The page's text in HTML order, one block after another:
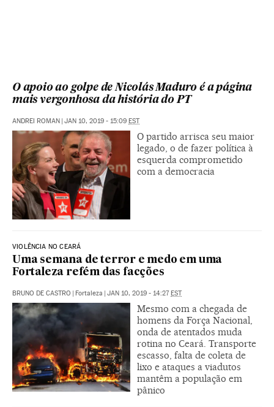
O apoio ao golpe de Nicolás Maduro é a página
mais vergonhosa da história do PT
ANDREI ROMAN JAN 10, 2019 - 15:09 EST
O partido arrisca seu maior
legado, o de fazer política à
esquerda comprometido
com a democracia
VIOLÊNCIA NO CEARÁ
Uma semana de terror e medo em uma
Fortaleza refém das facções
BRUNO DE CASTRO Fortaleza JAN 10, 2019 - 14:27 EST
Mesmo com a chegada de
homens da Força Nacional,
onda de atentados muda
rotina no Ceará. Transporte
escasso, falta de coleta de
lixo e ataques a viadutos
mantêm a população em
pânico